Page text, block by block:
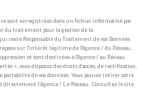
sont enregistrées dans un fichier informatisé par
du traitement pour la gestion de la
reste Responsable du Traitement de vos Données
sur l'intérêt légitime de l'Agence / du Réseau.
et sont destinées à l'Agence / au Réseau.
», vous disposez des droits d’accès, de rectification,
portabilité de vos données. Vous pouvez retirer votre
l’Agence / Le Réseau. Consultez le site